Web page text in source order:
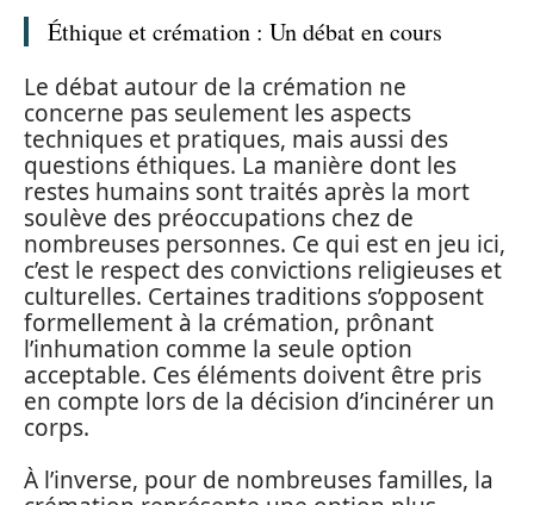
Éthique et crémation : Un débat en cours
Le débat autour de la crémation ne
concerne pas seulement les aspects
techniques et pratiques, mais aussi des
questions éthiques. La manière dont les
restes humains sont traités après la mort
soulève des préoccupations chez de
nombreuses personnes. Ce qui est en jeu ici,
c’est le respect des convictions religieuses et
culturelles. Certaines traditions s’opposent
formellement à la crémation, prônant
l’inhumation comme la seule option
acceptable. Ces éléments doivent être pris
en compte lors de la décision d’incinérer un
corps.
À l’inverse, pour de nombreuses familles, la